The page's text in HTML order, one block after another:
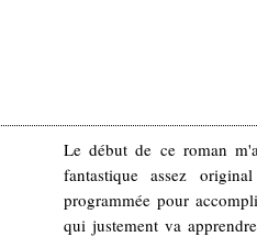
Le début de ce roman
fantastique assez
programmée pour
qui justement va